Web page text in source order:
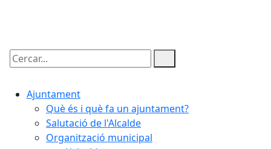
Cercar:
Ajuntament
Què és i què fa un ajuntament?
Salutació de l'Alcalde
Organització municipal